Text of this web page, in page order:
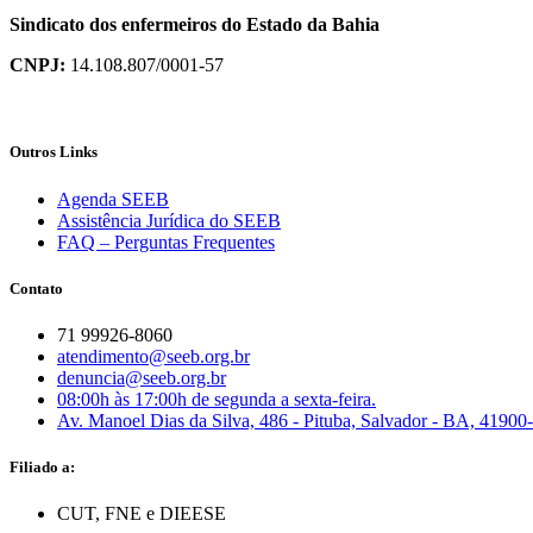
Sindicato dos enfermeiros do Estado da Bahia
CNPJ: 14.108.807/0001-57
Outros Links
Agenda SEEB
Assistência Jurídica do SEEB
FAQ – Perguntas Frequentes
Contato
71 99926-8060
atendimento@seeb.org.br
denuncia@seeb.org.br
08:00h às 17:00h de segunda a sexta-feira.
Av. Manoel Dias da Silva, 486 - Pituba, Salvador - BA,
Filiado a:
CUT, FNE e DIEESE